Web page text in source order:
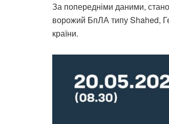
За попередніми даними,
ворожий БпЛА типу Shahed,
країни.